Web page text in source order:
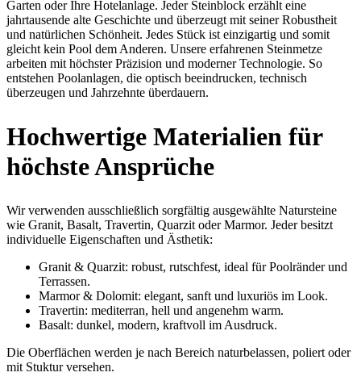
Garten oder Ihre Hotelanlage. Jeder Steinblock erzählt eine
jahrtausende alte Geschichte und überzeugt mit seiner Robustheit
und natürlichen Schönheit. Jedes Stück ist einzigartig und somit
gleicht kein Pool dem Anderen. Unsere erfahrenen Steinmetze
arbeiten mit höchster Präzision und moderner Technologie. So
entstehen Poolanlagen, die optisch beeindrucken, technisch
überzeugen und Jahrzehnte überdauern.
Hochwertige Materialien für
höchste Ansprüche
Wir verwenden ausschließlich sorgfältig ausgewählte Natursteine
wie Granit, Basalt, Travertin, Quarzit oder Marmor. Jeder besitzt
individuelle Eigenschaften und Ästhetik:
Granit & Quarzit: robust, rutschfest, ideal für Poolränder und
Terrassen.
Marmor & Dolomit: elegant, sanft und luxuriös im Look.
Travertin: mediterran, hell und angenehm warm.
Basalt: dunkel, modern, kraftvoll im Ausdruck.
Die Oberflächen werden je nach Bereich naturbelassen, poliert oder
mit Stuktur versehen.